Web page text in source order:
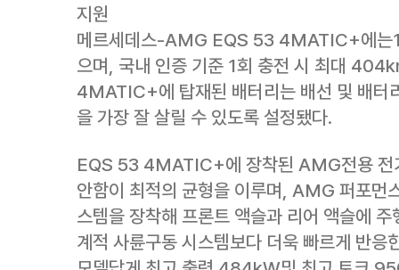
지원
메르세데스-AMG EQS 53 4MATIC+에는
으며, 국내 인증 기준 1회 충전 시 최대
4MATIC+에 탑재된 배터리는 배선 및 배터
을 가장 잘 살릴 수 있도록 설정됐다.
EQS 53 4MATIC+에 장착된 AMG전용 전
안함이 최적의 균형을 이루며, AMG 퍼포먼
스템을 장착해 프론트 액슬과 리어 액슬에
계적 사륜구동 시스템보다 더욱 빠르게 반